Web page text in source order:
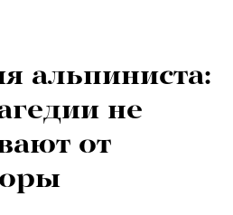
альпиниста:
не
от